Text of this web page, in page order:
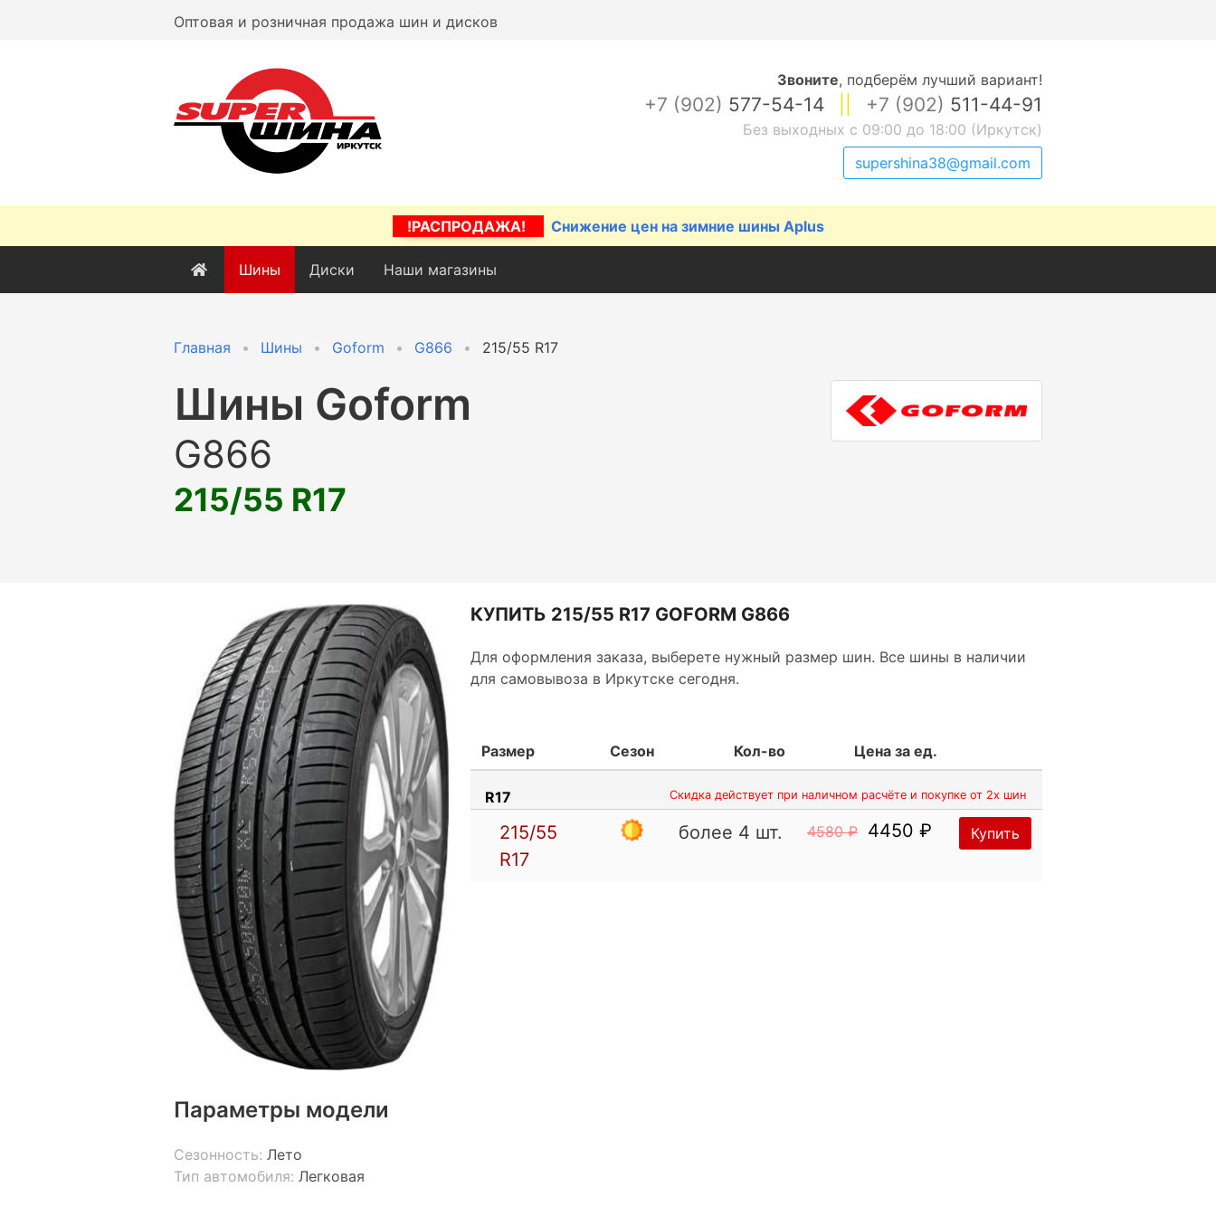
Оптовая и розничная продажа шин и дисков
Звоните, подберём лучший вариант!
+7 (902) 577-54-14 +7 (902) 511-44-91
Без выходных с 09:00 до 18:00 (Иркутск)
supershina38@gmail.com
!РАСПРОДАЖА! Снижение цен на зимние шины Aplus
Шины Диски Наши магазины
Главная Шины Goform G866 215/55 R17
Шины Goform
G866
215/55 R17
Параметры модели
Сезонность: Лето
Тип автомобиля: Легковая
КУПИТЬ 215/55 R17 GOFORM G866
Для оформления заказа, выберете нужный размер шин. Все шины в наличии
для самовывоза в Иркутске сегодня.
Размер Сезон Кол-во Цена за ед.
R17 Скидка действует при наличном расчёте и покупке от 2х шин
215/55
R17
более 4 шт. 4580 ₽ 4450 ₽ Купить